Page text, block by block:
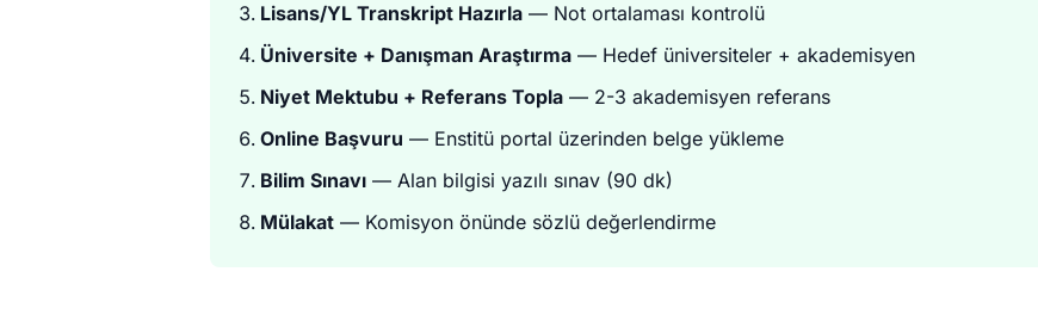
Lisans/YL Transkript Hazırla — Not ortalaması kontrolü
Üniversite + Danışman Araştırma — Hedef üniversiteler + akademisyen
Niyet Mektubu + Referans Topla — 2-3 akademisyen referans
Online Başvuru — Enstitü portal üzerinden belge yükleme
Bilim Sınavı — Alan bilgisi yazılı sınav (90 dk)
Mülakat — Komisyon önünde sözlü değerlendirme